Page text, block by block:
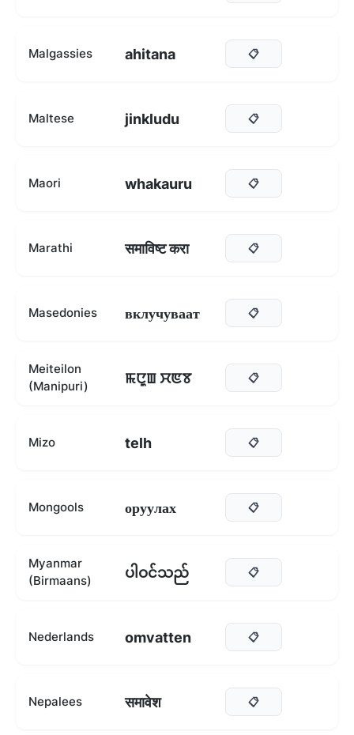
Malgassies ahitana 📋
Maltese jinkludu 📋
Maori whakauru 📋
Marathi समाविष्ट करा 📋
Masedonies вклучуваат 📋
Meiteilon
(Manipuri)
ꯃꯅꯨꯡ ꯆꯟꯕ 📋
Mizo telh 📋
Mongools оруулах 📋
Myanmar
(Birmaans)
ပါဝင်သည် 📋
Nederlands omvatten 📋
Nepalees समावेश 📋